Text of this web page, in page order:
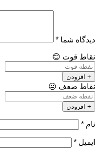
دیدگاه شما *
نقاط قوت 😊
+ افزودن
نقاط ضعف 😐
+ افزودن
نام *
ایمیل *